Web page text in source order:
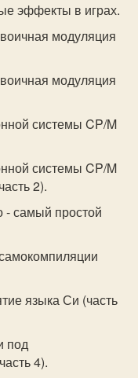
эффекты в играх.
модуляция
модуляция
системы CP/M
системы CP/M
2).
- самый простой
языка Си (часть
под
4).